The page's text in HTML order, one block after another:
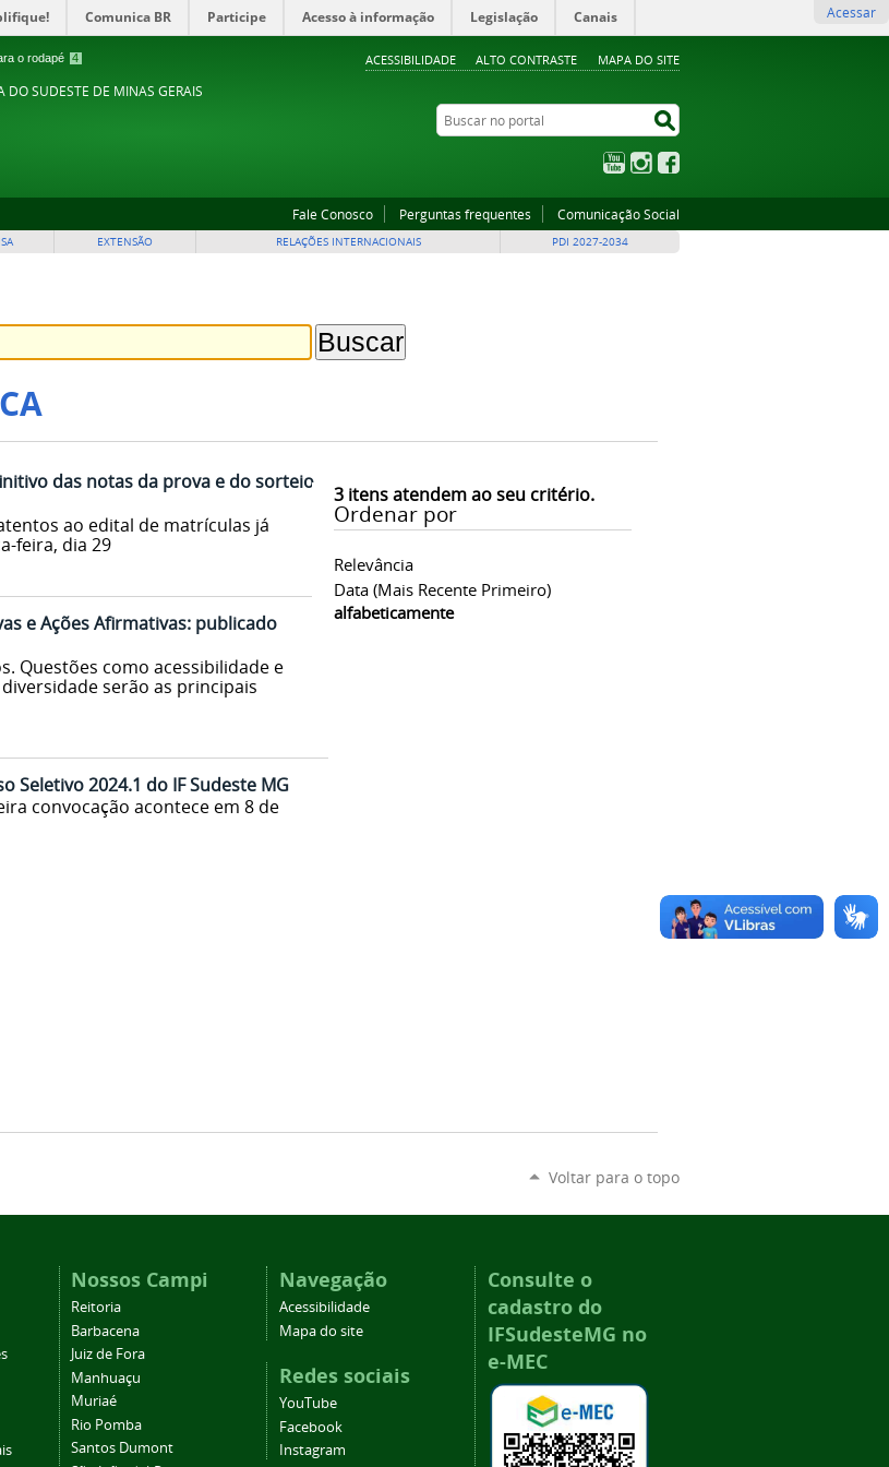
o rodapé 4 ACESSIBILIDADE ALTO CONTRASTE MAPA DO SITE
Comunica BR Participe Acesso à informação Legislação Canais Acessar
DO SUDESTE DE MINAS GERAIS
Buscar no portal
YouTubeInstagram
Fale Conosco Perguntas frequentes Comunicação Social
EXTENSÃO RELAÇÕES INTERNACIONAIS PDI 2027-2034
3itens atendem ao seu critério.
Ordenar por
Relevância
Data (mais Recente Primeiro)
alfabeticamente
das notas da prova e do sorteio
ao edital de matrículas já
feira, dia 29
e Ações Afirmativas: publicado
Questões como acessibilidade e
serão as principais
Seletivo 2024.1 do IF Sudeste MG
convocação acontece em 8 de
Voltar para o topo
Nossos Campi
Reitoria
Barbacena
Juiz de Fora
Manhuaçu
Muriaé
Rio Pomba
Santos Dumont
Navegação
Acessibilidade
Mapa do site
Redes sociais
YouTube
Facebook
Instagram
Consulte o
cadastro do
IFSudesteMG no
e-MEC